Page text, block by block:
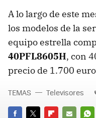
A lo largo de este
los modelos de la
equipo estrella
40PFL8605H, con
precio de 1.700
TEMAS Televisores